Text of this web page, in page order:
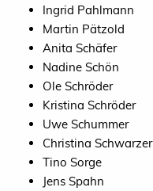
Ingrid Pahlmann
Martin Pätzold
Anita Schäfer
Nadine Schön
Ole Schröder
Kristina Schröder
Uwe Schummer
Christina Schwarzer
Tino Sorge
Jens Spahn